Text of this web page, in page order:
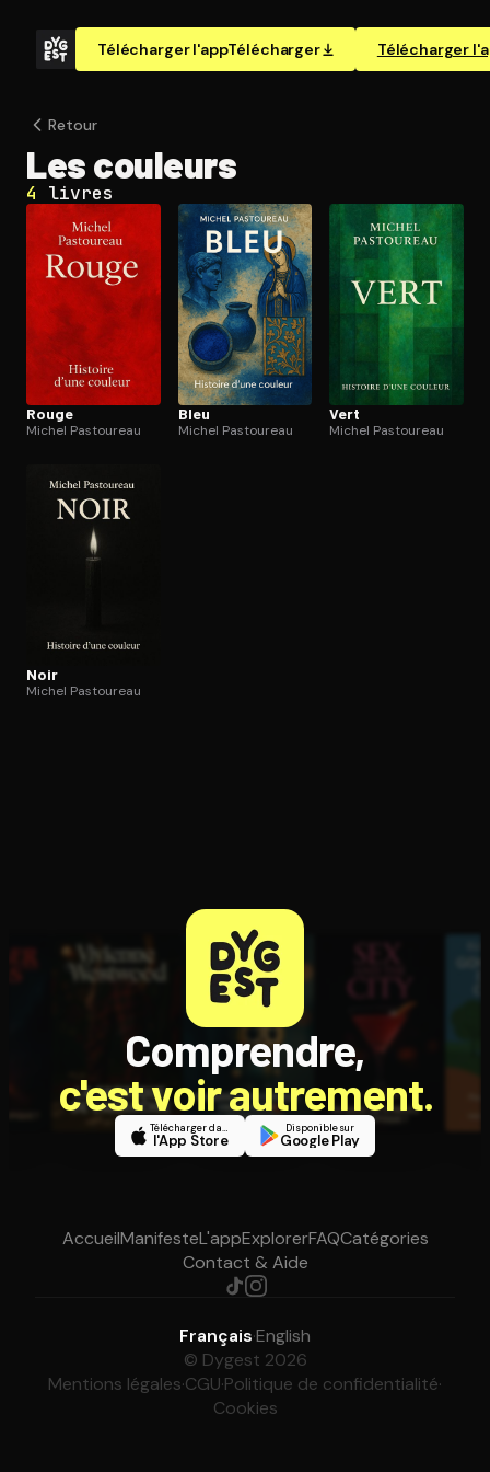
Télécharger l'appTélécharger Télécharger
Ouvre l'app Appareil photo, pointe sur le code. C'est gratuit à
Retour
Les couleurs
4 livres
Rouge
Michel Pastoureau
Bleu
Michel Pastoureau
Vert
Michel Pastoureau
Noir
Michel Pastoureau
Comprendre,
c'est voir autrement.
Télécharger dans
l'App Store
Disponible sur
Google Play
AccueilManifesteL'appExplorerFAQCatégories
Contact & Aide
Français·English
© Dygest 2026
Mentions légales·CGU·Politique de confidentialité·
Cookies